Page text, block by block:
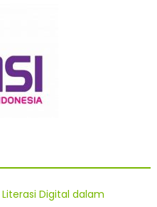
Digital dalam